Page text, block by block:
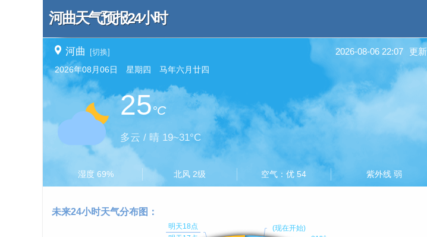
河曲天气预报24小时
河曲 [切换] 2026-08-06 22:07 更新
2026年08月06日 星期四 马年六月廿四
25°C
多云 / 晴 19~31°C
湿度 69% 北风 2级 空气：优 54 紫外线 弱